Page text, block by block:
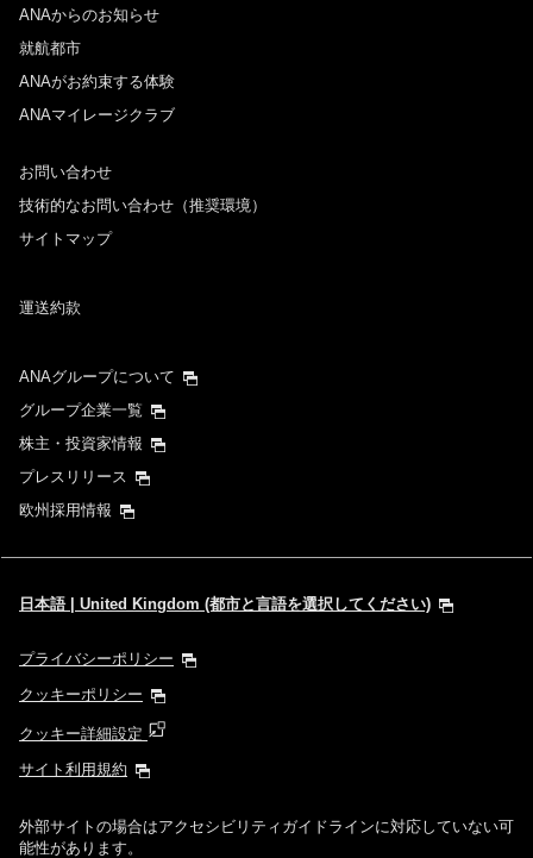
ANAからのお知らせ
就航都市
ANAがお約束する体験
ANAマイレージクラブ
お問い合わせ
技術的なお問い合わせ（推奨環境）
サイトマップ
運送約款
ANAグループについて
グループ企業一覧
株主・投資家情報
プレスリリース
欧州採用情報
日本語 | United Kingdom (都市と言語を選択してください)
プライバシーポリシー
クッキーポリシー
クッキー詳細設定
サイト利用規約
外部サイトの場合はアクセシビリティガイドラインに対応していない可
能性があります。